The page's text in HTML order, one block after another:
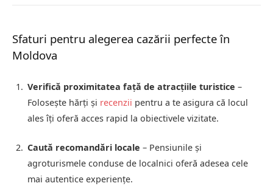
Sfaturi pentru alegerea cazării perfecte în
Moldova
Verifică proximitatea față de atracțiile turistice –
Folosește hărți și recenzii pentru a te asigura că locul
ales îți oferă acces rapid la obiectivele vizitate.
Caută recomandări locale – Pensiunile și
agroturismele conduse de localnici oferă adesea cele
mai autentice experiențe.